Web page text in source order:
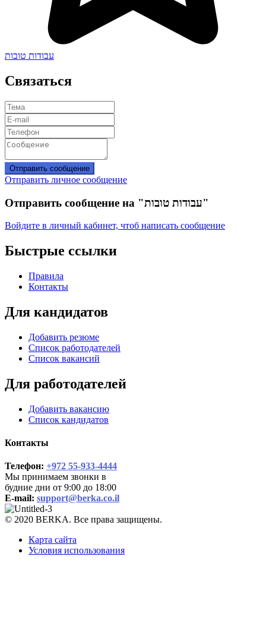
עבודות טובות
Связаться
Отправить сообщение
Отправить личное сообщение
Отправить сообщение на "עבודות טובות"
Войдите в личный кабинет, чтоб написать сообщение
Быстрые ссылки
Правила
Контакты
Для кандидатов
Добавить резюме
Список работодателей
Список вакансий
Для работодателей
Добавить вакансию
Список кандидатов
Контакты
Телефон: +972 55-933-4444
Мы принимаем звонки в
будние дни от 9:00 до 18:00
E-mail: support@berka.co.il
© 2020 BERKA. Все права защищены.
Карта сайта
Условия использования